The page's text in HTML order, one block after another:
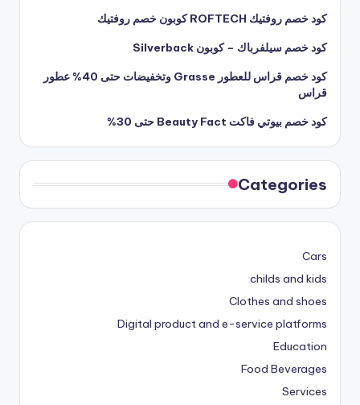
كود خصم روفتيك ROFTECH كوبون خصم روفتيك
كود خصم سيلفرباك – كوبون Silverback
كود خصم قراس للعطور Grasse وتخفيضات حتى 40% عطور
قراس
كود خصم بيوتي فاكت Beauty Fact حتى 30%
Categories
Cars
childs and kids
Clothes and shoes
Digital product and e-service platforms
Education
Food Beverages
Services